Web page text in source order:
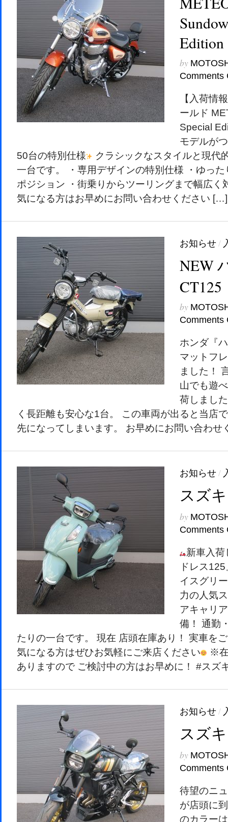
Edition
by
Comments
【入荷情報
ールド
Special
モデルが
50台の特別仕様
クラシックなスタイルと現代
一台です。 ・専用デザインの特別仕様 ・ゆっ
ポジション ・街乗りからツーリングまで幅広く
気になる方はお早めにお問い合わせください […]
お知らせ/
NEW
CT125
by
Comments
ホンダ『
マットフ
ました！
山でも遊
荷しまし
く長距離も安心な1台。 この車両が出ると当店
先になってしまいます。 お早めにお問い合わせ
お知らせ/
スズ
by
Comments
新車入荷
ドレス
イスグリ
力の人気
アキャリ
備！ 通勤
たりの一台です。 現在 店頭在庫あり！ 実車を
気になる方はぜひお気軽にご来店ください
※
ありますので ご検討中の方はお早めに！ #ス
お知らせ/
スズ
by
Comments
待望のニ
が店頭に
のカラー